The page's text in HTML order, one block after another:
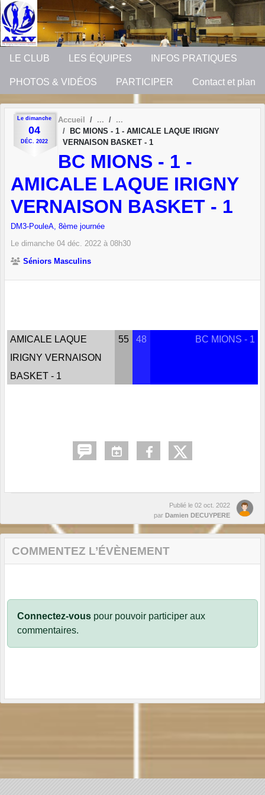
LE CLUB LES ÉQUIPES INFOS PRATIQUES
PHOTOS & VIDÉOS PARTICIPER Contact et plan
Le dimanche
04
DÉC. 2022
Accueil
BC MIONS - 1 - AMICALE LAQUE IRIGNY
VERNAISON BASKET - 1
BC MIONS - 1 -
AMICALE LAQUE IRIGNY
VERNAISON BASKET - 1
DM3-PouleA, 8ème journée
Le dimanche 04 déc. 2022 à 08h30
Séniors Masculins
AMICALE LAQUE
IRIGNY VERNAISON
BASKET - 1
55 48 BC MIONS - 1
Publié le 02 oct. 2022
par Damien DECUYPERE
COMMENTEZ L’ÉVÈNEMENT
Connectez-vous pour pouvoir participer aux
commentaires.
Panneau de gestion des cookies